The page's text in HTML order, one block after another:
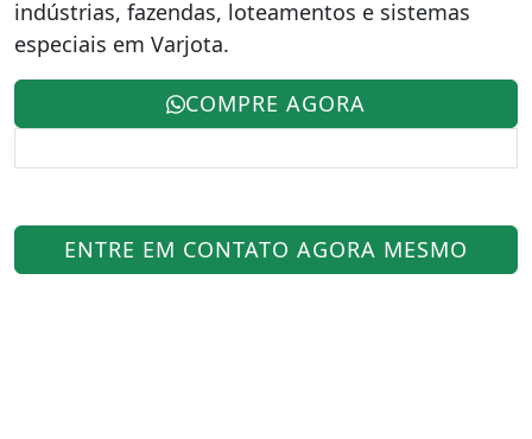
indústrias, fazendas, loteamentos e sistemas
especiais em Varjota.
COMPRE AGORA
ENTRE EM CONTATO AGORA MESMO